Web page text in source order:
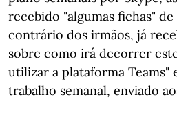
recebido "algumas fichas"
contrário dos irmãos, já
sobre como irá decorrer
utilizar a plataforma Teams"
trabalho semanal, enviado